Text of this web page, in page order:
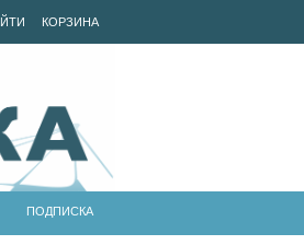
КОРЗИНА
ПОДПИСКА